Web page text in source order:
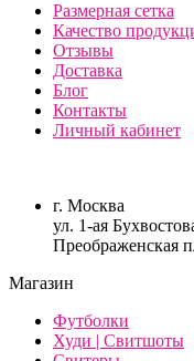
Размерная сетка
Качество
Отзывы
Доставка
Блог
Контакты
Личный кабинет
г. Москва
ул. 1-ая
Преображенская
Магазин
Футболки
Худи | Свитшоты